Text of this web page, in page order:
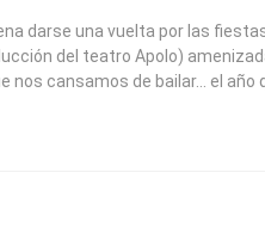
darse una vuelta por las
del teatro Apolo)
nos cansamos de bailar… el año